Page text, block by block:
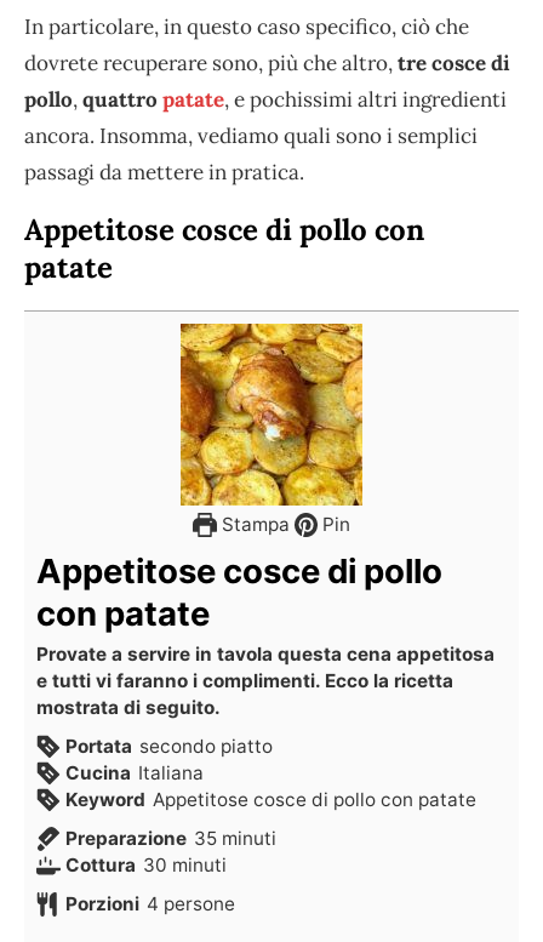
In particolare, in questo caso specifico, ciò che
dovrete recuperare sono, più che altro,tre cosce di
pollo,quattro patate, e pochissimi altri ingredienti
ancora. Insomma, vediamo quali sono i semplici
passagi da mettere in pratica.
Appetitose cosce di pollo con
patate
Stampa Pin
Appetitose cosce di pollo
con patate
Provate a servire in tavola questa cena appetitosa
e tutti vi faranno i complimenti. Ecco la ricetta
mostrata di seguito.
Portata secondo piatto
Cucina Italiana
Keyword Appetitose cosce di pollo con patate
Preparazione 35 minuti
Cottura 30 minuti
Porzioni 4 persone